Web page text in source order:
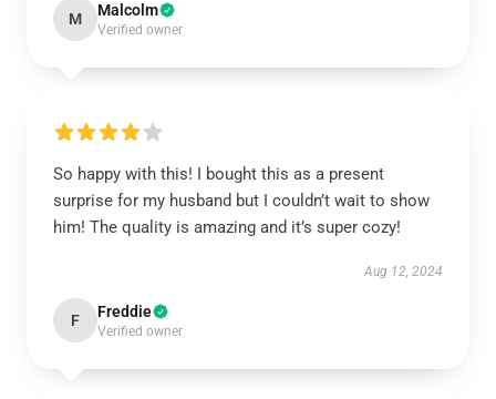
M Malcolm
Verified owner
So happy with this! I bought this as a present
surprise for my husband but I couldn’t wait to show
him! The quality is amazing and it’s super cozy!
Aug 12, 2024
F Freddie
Verified owner